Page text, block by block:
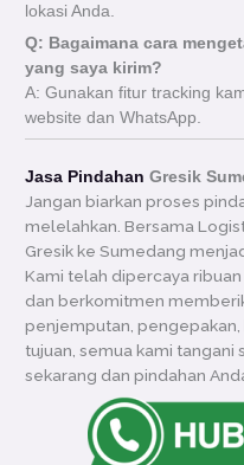
lokasi Anda.
Q: Bagaimana cara
yang saya kirim?
A: Gunakan fitur tracking
website dan WhatsApp.
Jasa Pindahan Gresik
Jangan biarkan proses
melelahkan. Bersama
Gresik ke Sumedang
Kami telah dipercaya
dan berkomitmen
penjemputan,
tujuan, semua kami
sekarang dan pindahan